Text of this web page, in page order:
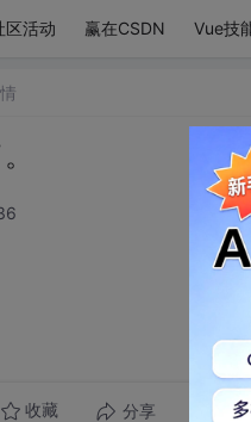
区活动 赢在CSDN Vue技
收藏 分享 转